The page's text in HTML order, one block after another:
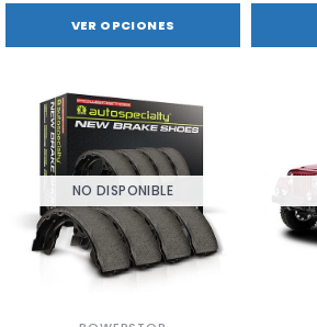
VER OPCIONES
NO DISPONIBLE